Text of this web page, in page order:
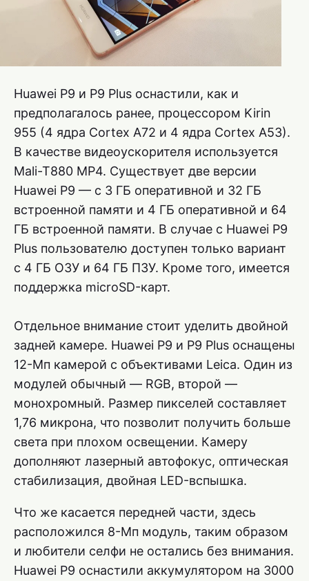
Huawei P9 и P9 Plus оснастили, как и
предполагалось ранее, процессором Kirin
955 (4 ядра Cortex A72 и 4 ядра Cortex A53).
В качестве видеоускорителя используется
Mali-T880 MP4. Существует две версии
Huawei P9 — с 3 ГБ оперативной и 32 ГБ
встроенной памяти и 4 ГБ оперативной и 64
ГБ встроенной памяти. В случае с Huawei P9
Plus пользователю доступен только вариант
с 4 ГБ ОЗУ и 64 ГБ ПЗУ. Кроме того, имеется
поддержка microSD-карт.
Отдельное внимание стоит уделить двойной
задней камере. Huawei P9 и P9 Plus оснащены
12-Мп камерой с объективами Leica. Один из
модулей обычный — RGB, второй —
монохромный. Размер пикселей составляет
1,76 микрона, что позволит получить больше
света при плохом освещении. Камеру
дополняют лазерный автофокус, оптическая
стабилизация, двойная LED-вспышка.
Что же касается передней части, здесь
расположился 8-Мп модуль, таким образом
и любители селфи не остались без внимания.
Huawei P9 оснастили аккумулятором на 3000